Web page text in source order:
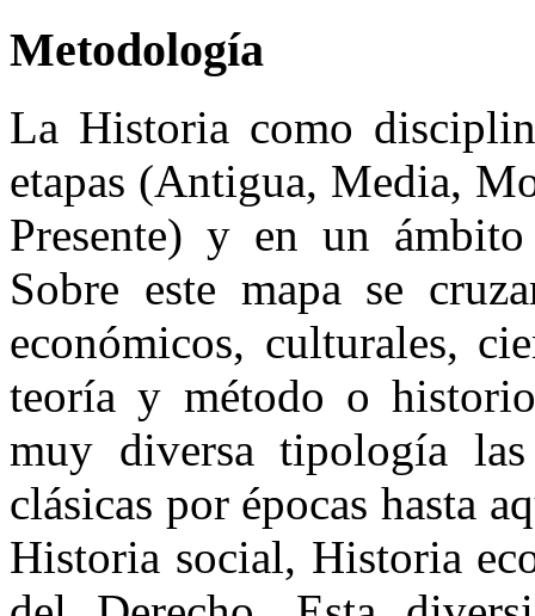
Metodología
La Historia como
etapas (Antigua, Media,
Presente) y en un
Sobre este mapa se
económicos, culturales,
teoría y método o
muy diversa tipología
clásicas por épocas hasta
Historia social, Historia